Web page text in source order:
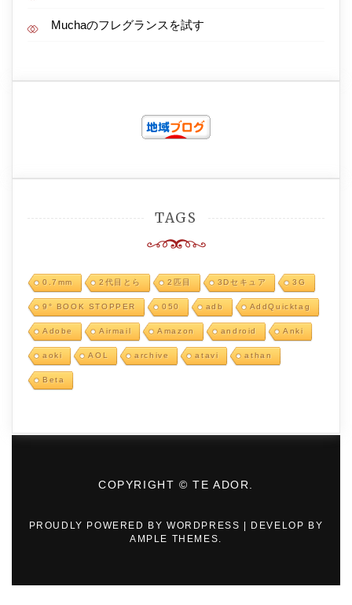
Muchaのフレグランスを試す
TAGS
0.7mm 2代目とら 2匹目 3Dセキュア 3G
9° BOOK STOPPER 050 adb AddQuicktag
Adobe Airmail Amazon android Anki
aoki AOL archive atavi athan
Beta
COPYRIGHT © TE ADOR.
PROUDLY POWERED BY WORDPRESS
DEVELOP BY
AMPLE THEMES.